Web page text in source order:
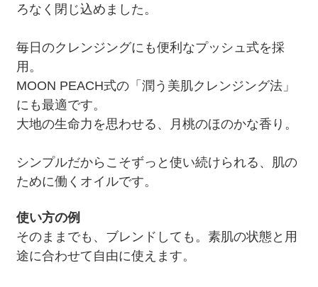
ろなく閉じ込めました。
毎日のクレンジングにも便利なプッシュ式を採
用。
MOON PEACH式の「潤う美肌クレンジング法」
にも最適です。
大地の生命力を思わせる、月桃のほのかな香り。
シンプルだからこそずっと使い続けられる、肌の
ために働くオイルです。
使い方の例
そのままでも、ブレンドしても。素肌の状態と用
途に合わせて自由に使えます。